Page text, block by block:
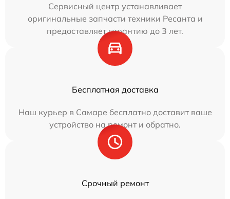
Сервисный центр устанавливает
оригинальные запчасти техники Ресанта и
предоставляет гарантию до 3 лет.
Бесплатная доставка
Наш курьер в Самаре бесплатно доставит ваше
устройство на ремонт и обратно.
Срочный ремонт